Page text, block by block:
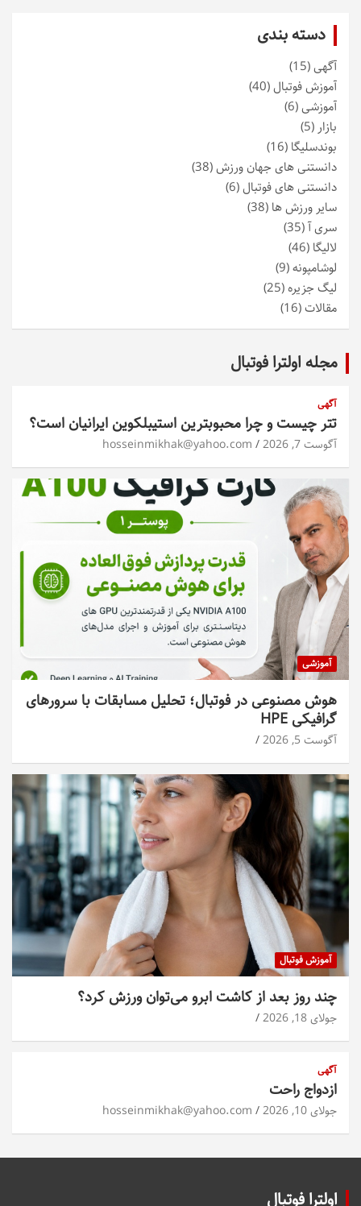
دسته بندی
آگهی(15)
آموزش فوتبال(40)
آموزشی(6)
بازار (5)
بوندسلیگا (16)
دانستنی های جهان ورزش(38)
دانستنی های فوتبال(6)
سایر ورزش ها (38)
سری آ(35)
لالیگا (46)
لوشامپونه(9)
لیگ جزیره(25)
مقالات(16)
مجله اولترا فوتبال
آگهی
تتر چیست و چرا محبوبترین استیبلکوین ایرانیان است؟
آگوست 7, 2026 hosseinmikhak@yahoo.com
آموزشی
هوش مصنوعی در فوتبال؛ تحلیل مسابقات با سرورهای
گرافیکی HPE
آگوست 5, 2026
آموزش فوتبال
چند روز بعد از کاشت ابرو می‌توان ورزش کرد؟
جولای 18, 2026
آگهی
ازدواج راحت
جولای 10, 2026 hosseinmikhak@yahoo.com
اولترا فوتبال